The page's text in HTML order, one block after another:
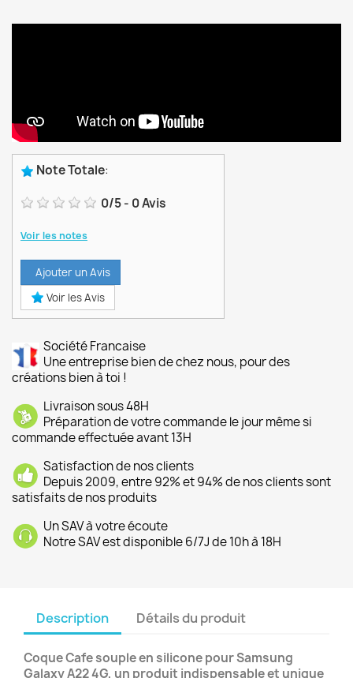
Note Totale:
0/5- 0Avis
Voir les notes
Ajouter un Avis
Voir les Avis
Société Francaise
Une entreprise bien de chez nous, pour des
créations bien à toi !
Livraison sous 48H
Préparation de votre commande le jour même si
commande effectuée avant 13H
Satisfaction de nos clients
Depuis 2009, entre 92% et 94% de nos clients sont
satisfaits de nos produits
Un SAV à votre écoute
Notre SAV est disponible 6/7J de 10h à 18H
Description Détails du produit
Coque Cafe souple en silicone pour Samsung
Galaxy A22 4G, un produit indispensable et unique